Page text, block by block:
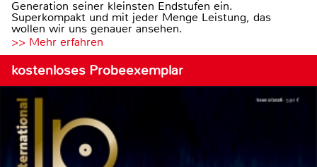
Generation seiner kleinsten Endstufen ein.
Superkompakt und mit jeder Menge Leistung, das
wollen wir uns genauer ansehen.
>> Mehr erfahren
kostenloses Probeexemplar